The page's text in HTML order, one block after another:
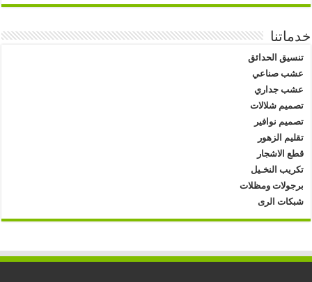
خدماتنا
تنسيق الحدائق
عشب صناعي
عشب جداري
تصميم شلالات
تصميم نوافير
تقليم الزهور
قطع الاشجار
تكريب النخـيل
برجولات ومظلات
شبكات الرى